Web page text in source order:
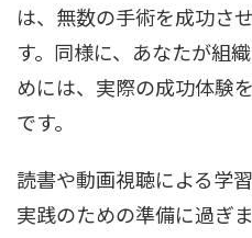
は、無数の手術を成功さ
す。同様に、あなたが組
めには、実際の成功体験
です。
読書や動画視聴による学
実践のための準備に過ぎ